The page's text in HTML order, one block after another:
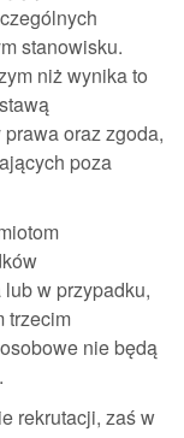
stanowisku.
niż wynika to
oraz zgoda,
poza
w przypadku,
trzecim
nie będą
rekrutacji, zaś w